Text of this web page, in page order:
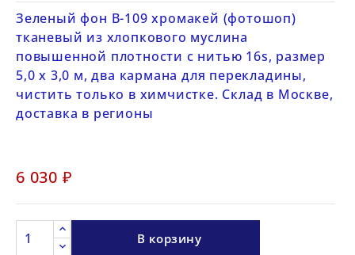
Зеленый фон B-109 хромакей (фотошоп)
тканевый из хлопкового муслина
повышенной плотности с нитью 16s, размер
5,0 х 3,0 м, два кармана для перекладины,
чистить только в химчистке. Склад в Москве,
доставка в регионы
6 030 ₽
В корзину